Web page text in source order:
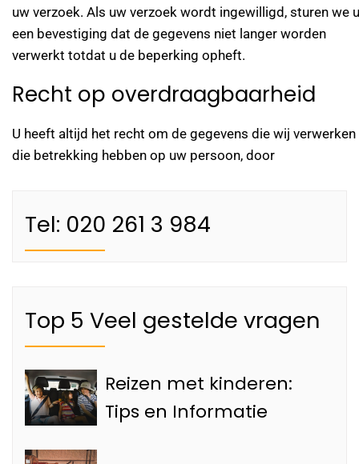
uw verzoek. Als uw verzoek wordt ingewilligd, sturen we u
een bevestiging dat de gegevens niet langer worden
verwerkt totdat u de beperking opheft.
Recht op overdraagbaarheid
U heeft altijd het recht om de gegevens die wij verwerken
die betrekking hebben op uw persoon, door
Tel: 020 261 3 984
Top 5 Veel gestelde vragen
Reizen met kinderen:
Tips en Informatie